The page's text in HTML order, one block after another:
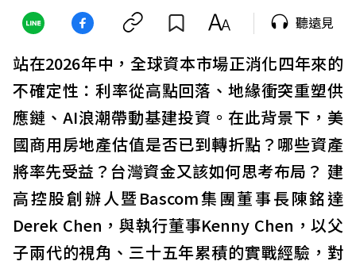
聽遠見
站在2026年中，全球資本市場正消化四年來的
不確定性：利率從高點回落、地緣衝突重塑供
應鏈、AI浪潮帶動基建投資。在此背景下，美
國商用房地產估值是否已到轉折點？哪些資產
將率先受益？台灣資金又該如何思考布局？ 建
高控股創辦人暨Bascom集團董事長陳銘達
Derek Chen，與執行董事Kenny Chen，以父
子兩代的視角、三十五年累積的實戰經驗，對